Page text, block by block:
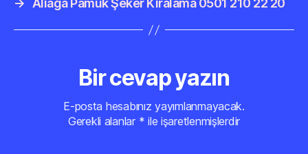
→ Aliağa Pamuk Şeker Kiralama 0501 210 22 20
Bir cevap yazın
E-posta hesabınız yayımlanmayacak.
Gerekli alanlar * ile işaretlenmişlerdir